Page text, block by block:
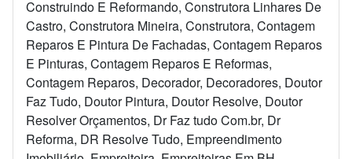
Construindo E Reformando, Construtora Linhares De
Castro, Construtora Mineira, Construtora, Contagem
Reparos E Pintura De Fachadas, Contagem Reparos
E Pinturas, Contagem Reparos E Reformas,
Contagem Reparos, Decorador, Decoradores, Doutor
Faz Tudo, Doutor Pintura, Doutor Resolve, Doutor
Resolver Orçamentos, Dr Faz tudo Com.br, Dr
Reforma, DR Resolve Tudo, Empreendimento